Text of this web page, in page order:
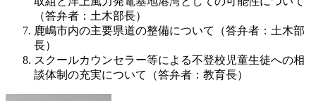
（答弁者：土木部長）
鹿嶋市内の主要県道の整備について（答弁者：土木部
長）
スクールカウンセラー等による不登校児童生徒への相
談体制の充実について（答弁者：教育長）